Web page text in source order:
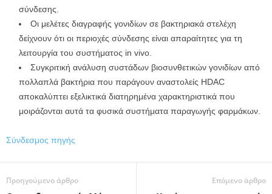
σύνδεσης.
Οι μελέτες διαγραφής γονιδίων σε βακτηριακά στελέχη
δείχνουν ότι οι περιοχές σύνδεσης είναι απαραίτητες για τη
λειτουργία του συστήματος in vivo.
Συγκριτική ανάλυση συστάδων βιοσυνθετικών γονιδίων από
πολλαπλά βακτήρια που παράγουν αναστολείς HDAC
αποκαλύπτει εξελικτικά διατηρημένα χαρακτηριστικά που
μοιράζονται αυτά τα φυσικά συστήματα παραγωγής φαρμάκων.
Σύνδεσμος πηγής
Προηγούμενο άρθρο Επόμενο άρθρο